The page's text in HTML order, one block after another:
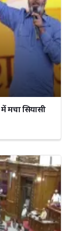
मचा सियासी